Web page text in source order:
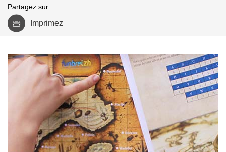
Partagez sur :
Imprimez